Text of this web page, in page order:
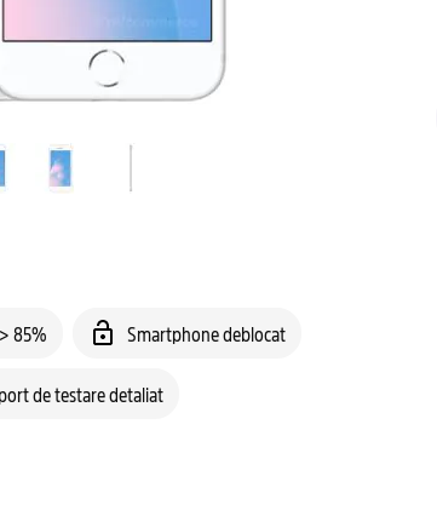
85% Smartphone deblocat
de testare detaliat